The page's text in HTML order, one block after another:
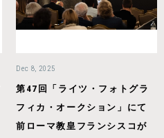
Dec 8, 2025
第47回「ライツ・フォトグラ
フィカ・オークション」にて
前ローマ教皇フランシスコが